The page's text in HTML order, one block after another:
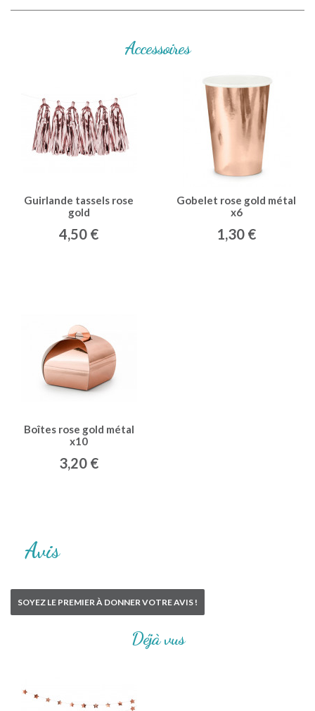
Accessoires
Guirlande tassels rose
gold
4,50 €
Gobelet rose gold métal
x6
1,30 €
Boîtes rose gold métal
x10
3,20 €
Avis
SOYEZ LE PREMIER À DONNER VOTRE AVIS !
Déjà vus